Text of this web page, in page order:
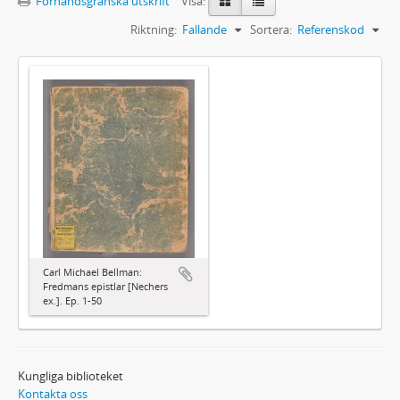
Sortera: Referenskod
Riktning: Fallande
Carl Michael Bellman:
Fredmans epistlar [Nechers
ex.]. Ep. 1-50
Kungliga biblioteket
Kontakta oss